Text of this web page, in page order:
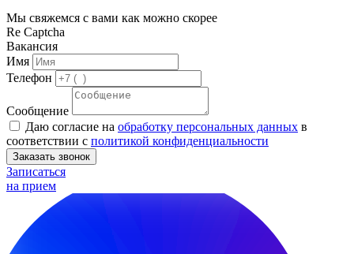
Мы свяжемся с вами как можно скорее
Re Captcha
Вакансия
Имя
Телефон
Сообщение
Даю согласие на обработку персональных данных в
соответствии с политикой конфиденциальности
Заказать звонок
Записаться
на прием